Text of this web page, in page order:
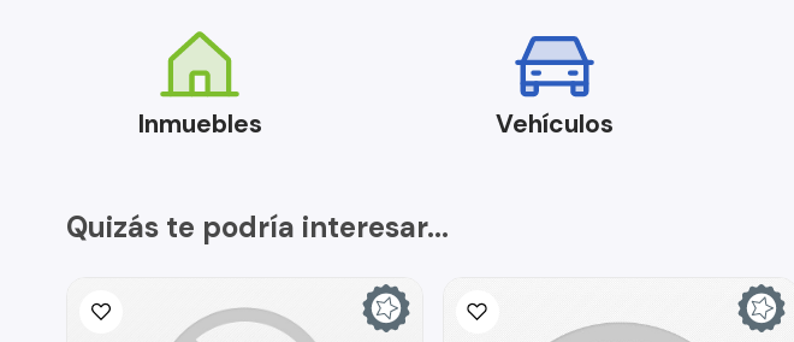
Inmuebles Vehículos
Quizás te podría interesar...